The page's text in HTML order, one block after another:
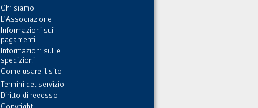
Chi siamo
L'Associazione
Informazioni sui
pagamenti
Informazioni sulle
spedizioni
Come usare il sito
Termini del servizio
Diritto di recesso